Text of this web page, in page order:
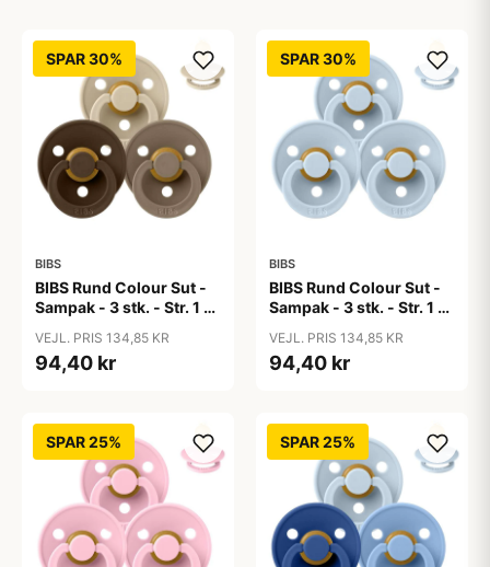
SPAR 30%
BIBS
BIBS Rund Colour Sut -
Sampak - 3 stk. - Str. 1 -
VEJL. PRIS 134,85 KR
94,40 kr
SPAR 30%
BIBS
BIBS Rund Colour Sut -
Sampak - 3 stk. - Str. 1 -
VEJL. PRIS 134,85 KR
94,40 kr
SPAR 25% SPAR 25%